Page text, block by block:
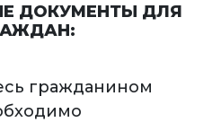
ДОКУМЕНТЫ ДЛЯ
гражданином